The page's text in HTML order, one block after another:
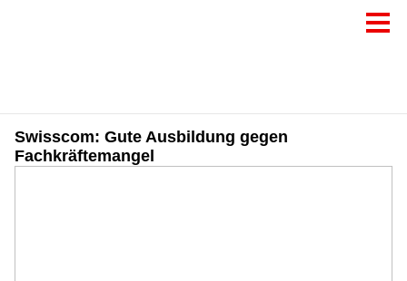
Swisscom: Gute Ausbildung gegen
Fachkräftemangel